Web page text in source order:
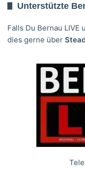
Unterstützte
Falls Du Bernau
dies gerne über